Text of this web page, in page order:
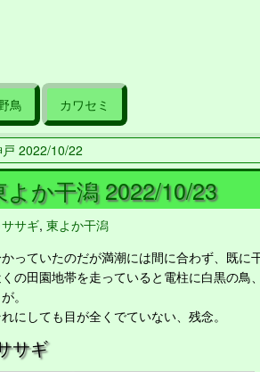
鳥 カワセミ
戸 2022/10/22
よか干潟 2022/10/23
サギ, 東よか干潟
っていたのだが満潮には間に合わず、既に
の田園地帯を走っていると電柱に白黒の鳥
。
にしても目が全くでていない、残念。
サギ